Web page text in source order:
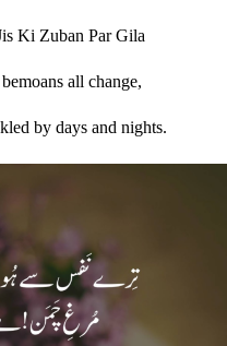
Ki Zuban Par Gila
all change,
by days and nights.